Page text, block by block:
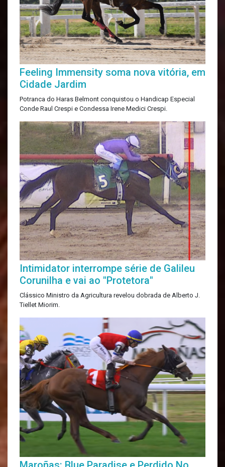
Feeling Immensity soma nova vitória, em
Cidade Jardim
Potranca do Haras Belmont conquistou o Handicap Especial
Conde Raul Crespi e Condessa Irene Medici Crespi.
Intimidator interrompe série de Galileu
Corunilha e vai ao "Protetora"
Clássico Ministro da Agricultura revelou dobrada de Alberto J.
Tiellet Miorim.